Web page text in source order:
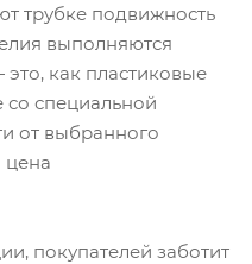
трубке подвижность
выполняются
как пластиковые
со специальной
от выбранного
цена
покупателей заботит